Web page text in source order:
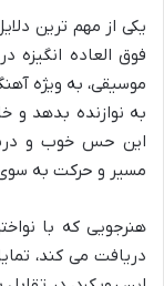
یکی از مهم ترین
فوق العاده انگیزه
موسیقی، به ویژه
به نوازنده بدهد و
این حس خوب و
مسیر و حرکت به
هنرجویی که با
دریافت می کند،